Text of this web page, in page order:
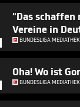
"Das schaffen
Vereine in
BUNDESLIGA
Oha! Wo ist
BUNDESLIGA